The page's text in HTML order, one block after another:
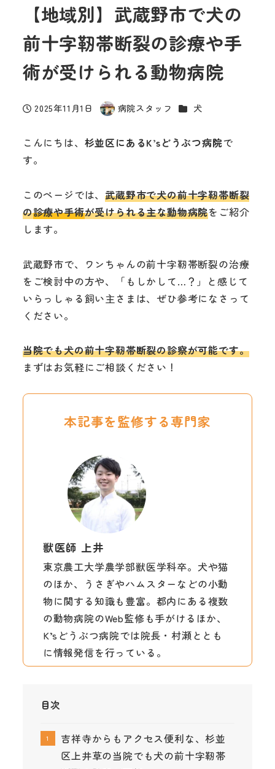
【地域別】武蔵野市で犬の
前十字靭帯断裂の診療や手
術が受けられる動物病院
投稿日
2025年11月1日
著
病院スタッフ カテゴリー
犬
こんにちは、 杉並区にあるK’sどうぶつ病院で
す。
このページでは、武蔵野市で犬の前十字靭帯断裂
の診療や手術が受けられる主な動物病院をご紹介
します。
武蔵野市で、ワンちゃんの前十字靭帯断裂の治療
をご検討中の方や、「もしかして…？」と感じて
いらっしゃる飼い主さまは、ぜひ参考になさって
ください。
当院でも犬の前十字靭帯断裂の診察が可能です。
まずはお気軽にご相談ください！
本記事を監修する専門家
獣医師 上井
東京農工大学農学部獣医学科卒。犬や猫
のほか、うさぎやハムスターなどの小動
物に関する知識も豊富。都内にある複数
の動物病院のWeb監修も手がけるほか、
K’sどうぶつ病院では院長・村瀬ととも
に情報発信を行っている。
目次
吉祥寺からもアクセス便利な、杉並
区上井草の当院でも犬の前十字靭帯